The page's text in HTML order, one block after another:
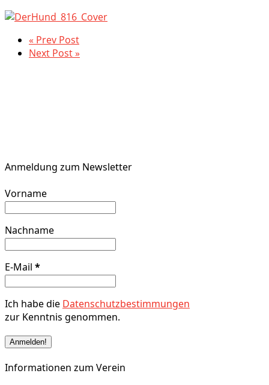
« Prev Post
Next Post »
Anmeldung zum Newsletter
Vorname
Nachname
E-Mail *
Ich habe die Datenschutzbestimmungen
zur Kenntnis genommen.
Informationen zum Verein